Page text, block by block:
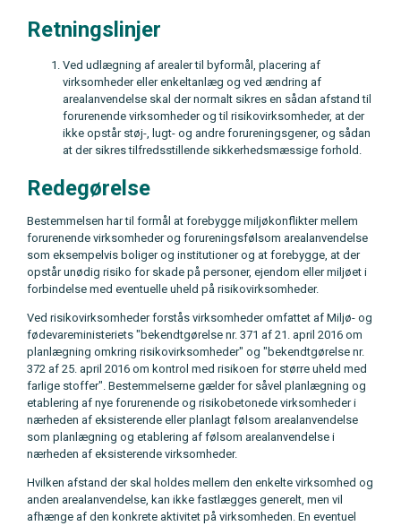
Retningslinjer
Ved udlægning af arealer til byformål, placering af
virksomheder eller enkeltanlæg og ved ændring af
arealanvendelse skal der normalt sikres en sådan afstand til
forurenende virksomheder og til risikovirksomheder, at der
ikke opstår støj-, lugt- og andre forureningsgener, og sådan
at der sikres tilfredsstillende sikkerhedsmæssige forhold.
Redegørelse
Bestemmelsen har til formål at forebygge miljøkonflikter mellem
forurenende virksomheder og forureningsfølsom arealanvendelse
som eksempelvis boliger og institutioner og at forebygge, at der
opstår unødig risiko for skade på personer, ejendom eller miljøet i
forbindelse med eventuelle uheld på risikovirksomheder.
Ved risikovirksomheder forstås virksomheder omfattet af Miljø- og
fødevareministeriets "bekendtgørelse nr. 371 af 21. april 2016 om
planlægning omkring risikovirksomheder" og "bekendtgørelse nr.
372 af 25. april 2016 om kontrol med risikoen for større uheld med
farlige stoffer". Bestemmelserne gælder for såvel planlægning og
etablering af nye forurenende og risikobetonede virksomheder i
nærheden af eksisterende eller planlagt følsom arealanvendelse
som planlægning og etablering af følsom arealanvendelse i
nærheden af eksisterende virksomheder.
Hvilken afstand der skal holdes mellem den enkelte virksomhed og
anden arealanvendelse, kan ikke fastlægges generelt, men vil
afhænge af den konkrete aktivitet på virksomheden. En eventuel